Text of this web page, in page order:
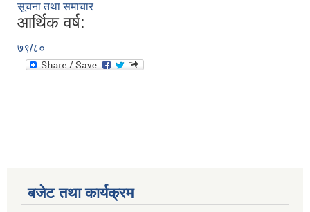
सूचना तथा समाचार
आर्थिक वर्ष:
७९/८०
बजेट तथा कार्यक्रम